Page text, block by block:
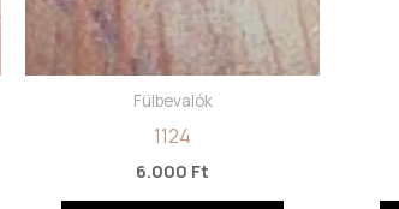
Fülbevalók
1124
6.000 Ft